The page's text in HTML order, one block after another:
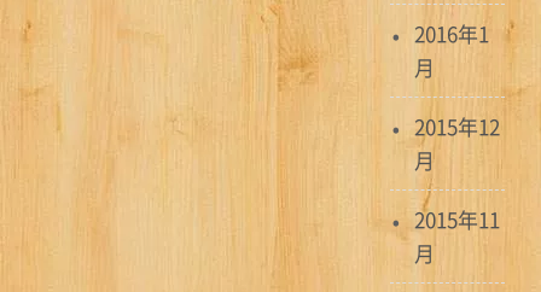
2016年1
月
2015年12
月
2015年11
月